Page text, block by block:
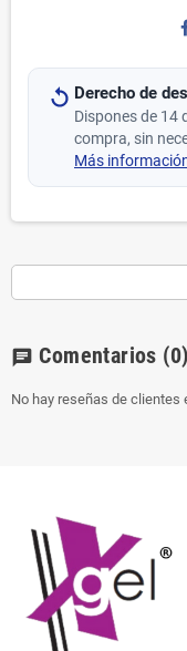
Derecho de
Dispones de 14
compra, sin
Más
chat Comentarios (0)
No hay reseñas de clientes